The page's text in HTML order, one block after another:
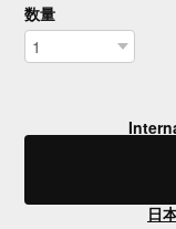
数量
日